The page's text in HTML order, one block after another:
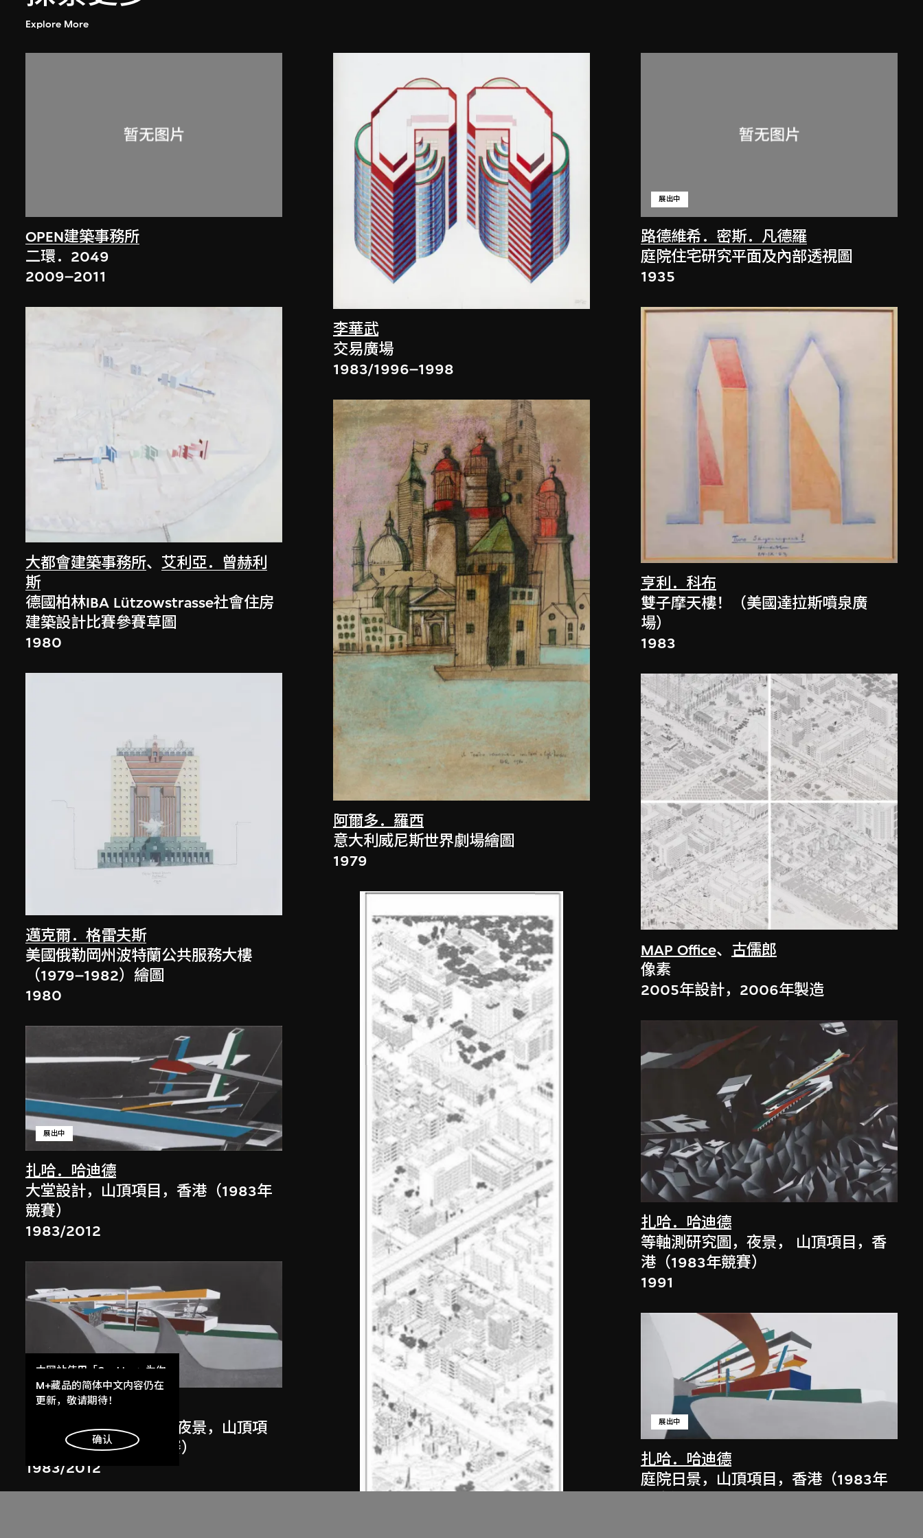
Explore More
OPEN建築事務所
二環．2049
2009–2011
大都會建築事務所、艾利亞．曾赫利
斯
德國柏林IBA Lützowstrasse社會住房
建築設計比賽參賽草圖
1980
邁克爾．格雷夫斯
美國俄勒岡州波特蘭公共服務大樓
（1979–1982）繪圖
1980
扎哈．哈迪德
展出中
大堂設計，山頂項目，香港（1983年
競賽）
1983/2012
扎哈．哈迪德
展出中
斜坡入口／坡度入口，夜景，山頂項
目，香港（1983年競賽）
1983/2012
李華武
交易廣場
1983/1996–1998
阿爾多．羅西
意大利威尼斯世界劇場繪圖
1979
路德維希．密斯．凡德羅
展出中
庭院住宅研究平面及內部透視圖
1935
亨利．科布
雙子摩天樓！（美國達拉斯噴泉廣
場）
1983
MAP Office、 古儒郎
像素
2005年設計，2006年製造
扎哈．哈迪德
等軸測研究圖，夜景， 山頂項目，香
港（1983年競賽）
1991
扎哈．哈迪德
展出中
庭院日景，山頂項目，香港（1983年
本网站使用「Cookies」为你
提供最好的网站体验。
了解更多
明白
M+藏品的简体中文内容仍在
更新，敬请期待！
确认